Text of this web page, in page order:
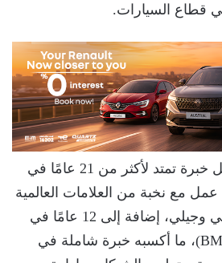
في قطاع السيارات.
ويمتلك كريم أبو الفضل خبرة تمتد لأكثر من 21 عامًا في
مع نخبة من العلامات العالمية
مثل تويوتا وميتسوبيشي وجيلي، إضافة إلى 12 عامًا في
شركة بي إم دبليو (BMW)، ما أكسبه خبرة شاملة في